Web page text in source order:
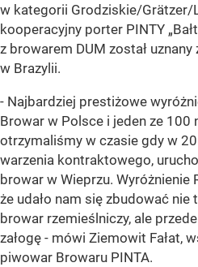
w kategorii Grodziskie/Grätzer/
kooperacyjny porter PINTY
z browarem DUM został
w Brazylii.
- Najbardziej prestiżowe
Browar w Polsce i jeden ze 100
otrzymaliśmy w czasie gdy w
warzenia kontraktowego,
browar w Wieprzu. Wyróżnienie
że udało nam się zbudować
browar rzemieślniczy, ale
załogę - mówi Ziemowit Fałat,
piwowar Browaru PINTA.